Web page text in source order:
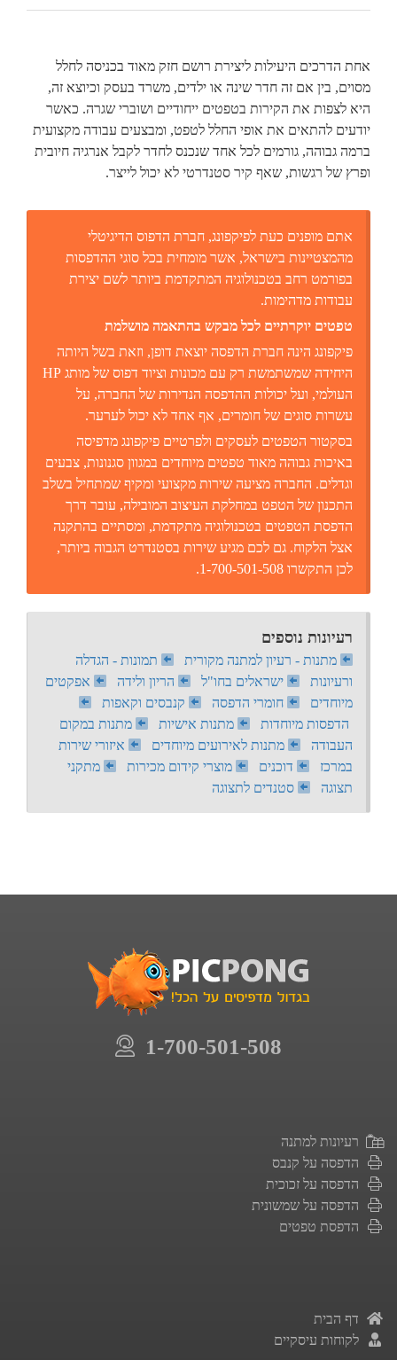
אחת הדרכים היעילות ליצירת רושם חזק מאוד בכניסה לחלל
מסוים, בין אם זה חדר שינה או ילדים, משרד בעסק וכיוצא זה,
היא לצפות את הקירות בטפטים ייחודיים ושוברי שגרה. כאשר
יודעים להתאים את אופי החלל לטפט, ומבצעים עבודה מקצועית
ברמה גבוהה, גורמים לכל אחד שנכנס לחדר לקבל אנרגיה חיובית
ופרץ של רגשות, שאף קיר סטנדרטי לא יכול לייצר.
אתם מופנים כעת לפיקפונג, חברת הדפוס הדיגיטלי
מהמצטיינות בישראל, אשר מומחית בכל סוגי ההדפסות
בפורמט רחב בטכנולוגיה המתקדמת ביותר לשם יצירת
עבודות מדהימות.
טפטים יוקרתיים לכל מבקש בהתאמה מושלמת
פיקפונג הינה חברת הדפסה יוצאת דופן, וזאת בשל היותה
היחידה שמשתמשת רק עם מכונות וציוד דפוס של מותג HP
העולמי, ועל יכולות ההדפסה הנדירות של החברה, על
עשרות סוגים של חומרים, אף אחד לא יכול לערער.
בסקטור הטפטים לעסקים ולפרטיים פיקפונג מדפיסה
באיכות גבוהה מאוד טפטים מיוחדים במגוון סגנונות, צבעים
וגדלים. החברה מציעה שירות מקצועי ומקיף שמתחיל בשלב
התכנון של הטפט במחלקת העיצוב המובילה, עובר דרך
הדפסת הטפטים בטכנולוגיה מתקדמת, ומסתיים בהתקנה
אצל הלקוח. גם לכם מגיע שירות בסטנדרט הגבוה ביותר,
לכן התקשרו 1-700-501-508.
רעיונות נוספים
מתנות - רעיון למתנה מקורית
תמונות - הגדלה
ורעיונות
ישראלים בחו"ל הריון ולידה
אפקטים
מיוחדים
חומרי הדפסה
קנבסים וקאפות
הדפסות מיוחדות
מתנות אישיות
מתנות במקום
העבודה
מתנות לאירועים מיוחדים
איזורי שירות
במרכז
דוכנים מוצרי קידום מכירות
מתקני
תצוגה
סטנדים לתצוגה
1-700-501-508
רעיונות למתנה
הדפסה על קנבס
הדפסה על זכוכית
הדפסה על שמשונית
הדפסת טפטים
דף הבית
לקוחות עיסקיים